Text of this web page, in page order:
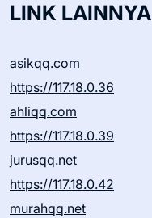
LINK LAINNYA
asikqq.com
https://117.18.0.36
ahliqq.com
https://117.18.0.39
jurusqq.net
https://117.18.0.42
murahqq.net